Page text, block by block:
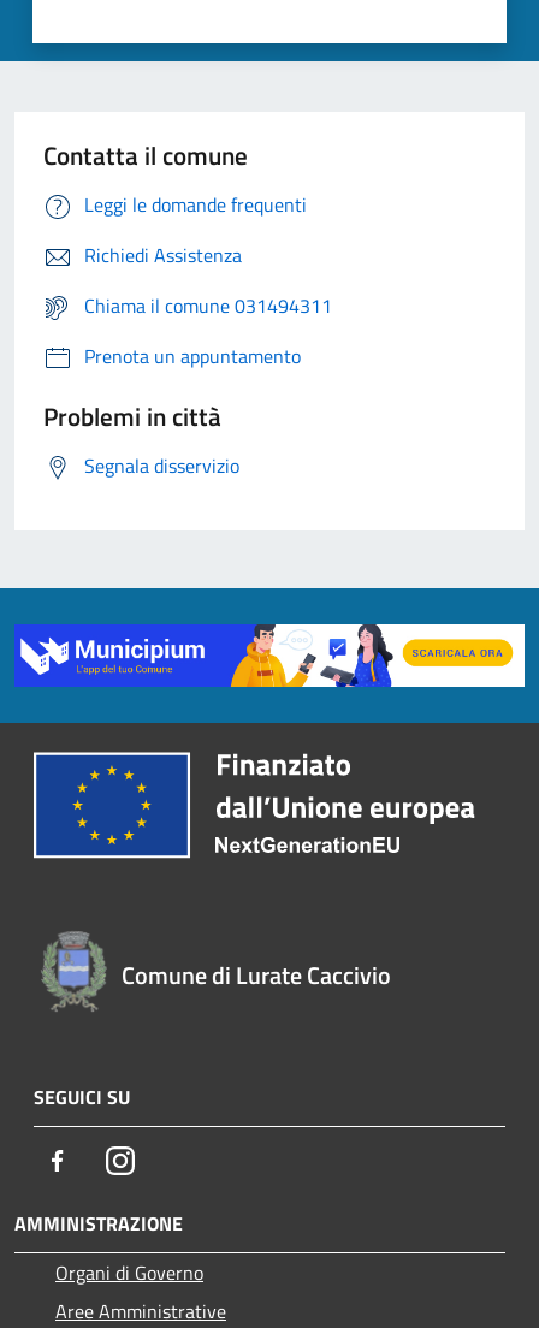
Contatta il comune
Leggi le domande frequenti
Richiedi Assistenza
Chiama il comune 031494311
Prenota un appuntamento
Problemi in città
Segnala disservizio
Comune di Lurate Caccivio
SEGUICI SU
FacebookInstagram
AMMINISTRAZIONE
Organi di Governo
Aree Amministrative